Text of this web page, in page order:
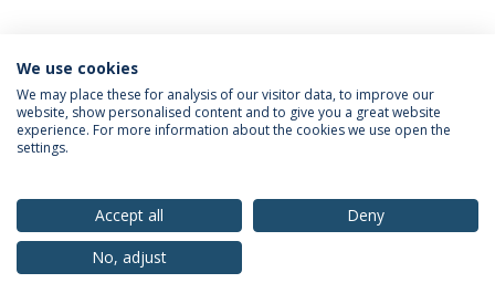
Política de Privacidade
Termos & Condições
Direitos do Titular dos Dados
© 2026 Universidade Católica Portuguesa
We use cookies
We may place these for analysis of our visitor data, to improve our
website, show personalised content and to give you a great website
experience. For more information about the cookies we use open the
settings.
Accept all
Deny
No, adjust